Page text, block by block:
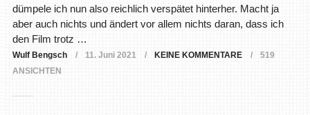
dümpele ich nun also reichlich verspätet hinterher. Macht ja
aber auch nichts und ändert vor allem nichts daran, dass ich
den Film trotz …
Wulf Bengsch 11. Juni 2021 KEINE KOMMENTARE
519
ANSICHTEN